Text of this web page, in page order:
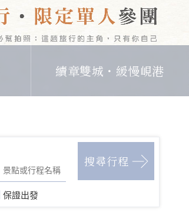
續章雙城・緩慢峴港
保證出發